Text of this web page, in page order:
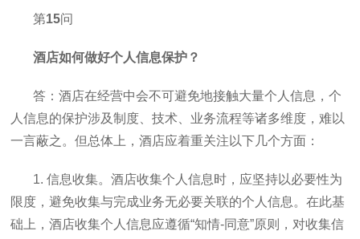
第15问
酒店如何做好个人信息保护？
答：酒店在经营中会不可避免地接触大量个人信息，个
人信息的保护涉及制度、技术、业务流程等诸多维度，难以
一言蔽之。但总体上，酒店应着重关注以下几个方面：
1. 信息收集。酒店收集个人信息时，应坚持以必要性为
限度，避免收集与完成业务无必要关联的个人信息。在此基
础上，酒店收集个人信息应遵循“知情-同意”原则，对收集信